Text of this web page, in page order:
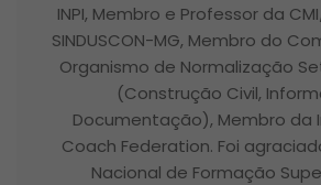
INPI, Membro e Professor da
SINDUSCON-MG, Membro do
Organismo de Normalização
(Construção Civil,
Documentação), Membro da
Coach Federation. Foi
Nacional de Formação